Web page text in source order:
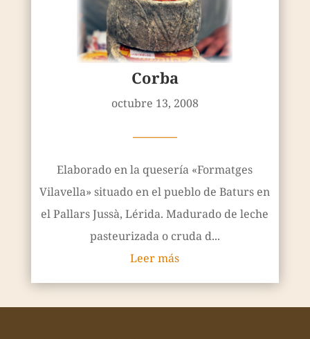
Corba
octubre 13, 2008
————
Elaborado en la quesería «Formatges
Vilavella» situado en el pueblo de Baturs en
el Pallars Jussà, Lérida. Madurado de leche
pasteurizada o cruda d...
Leer más